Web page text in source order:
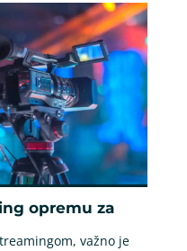
opremu za
važno je